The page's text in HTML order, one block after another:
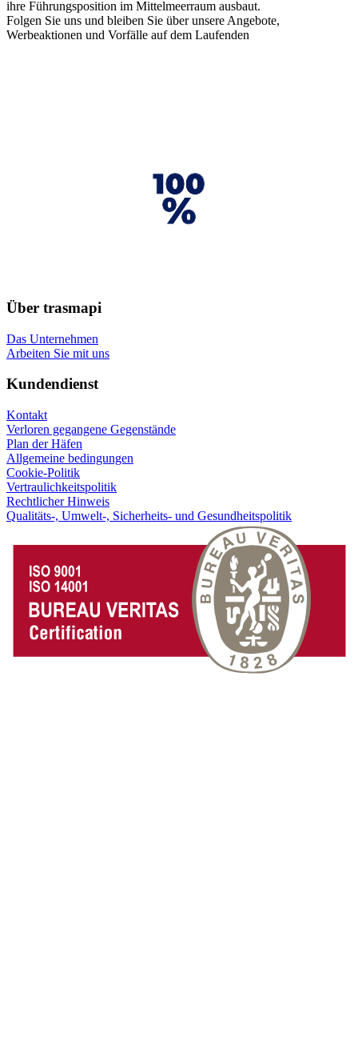
ihre Führungsposition im Mittelmeerraum ausbaut.
Folgen Sie uns und bleiben Sie über unsere Angebote,
Werbeaktionen und Vorfälle auf dem Laufenden
Über trasmapi
Das Unternehmen
Arbeiten Sie mit uns
Kundendienst
Kontakt
Verloren gegangene Gegenstände
Plan der Häfen
Allgemeine bedingungen
Cookie-Politik
Vertraulichkeitspolitik
Rechtlicher Hinweis
Qualitäts-, Umwelt-, Sicherheits- und Gesundheitspolitik